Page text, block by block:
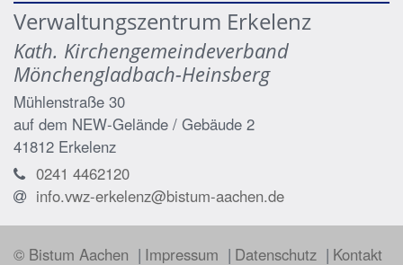
Verwaltungszentrum Erkelenz
Kath. Kirchengemeindeverband
Mönchengladbach-Heinsberg
Mühlenstraße 30
auf dem NEW-Gelände / Gebäude 2
41812 Erkelenz
0241 4462120
info.vwz-erkelenz@bistum-aachen.de
© Bistum Aachen Impressum Datenschutz Kontakt